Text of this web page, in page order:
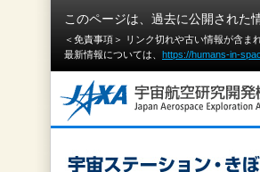
このページは、過去に公開された
＜免責事項＞ リンク切れや古い情報が含ま
最新情報については、 https://humans-in-